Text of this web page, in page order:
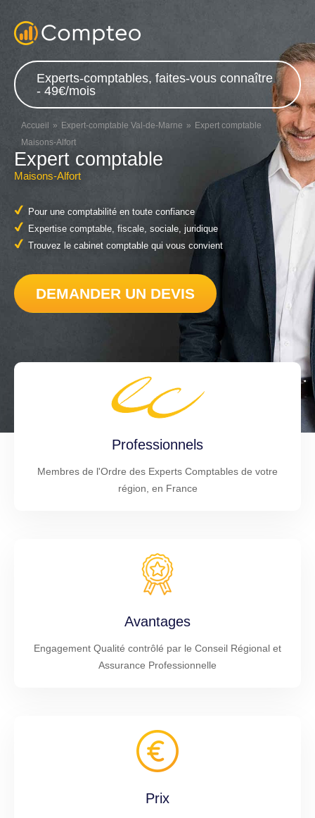
Experts-comptables, faites-vous connaître
- 49€/mois
Accueil Expert-comptable Val-de-Marne
Expert comptable
Maisons-Alfort
Expert comptable
Maisons-Alfort
Pour une comptabilité en toute confiance
Expertise comptable, fiscale, sociale, juridique
Trouvez le cabinet comptable qui vous convient
DEMANDER UN DEVIS
Professionnels
Membres de l'Ordre des Experts Comptables de votre
région, en France
Avantages
Engagement Qualité contrôlé par le Conseil Régional et
Assurance Professionnelle
Prix